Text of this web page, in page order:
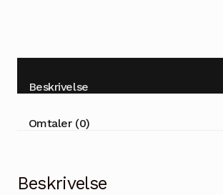
Beskrivelse
Omtaler (0)
Beskrivelse